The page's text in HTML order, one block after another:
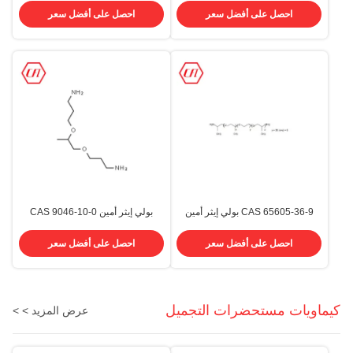
احصل على أفضل سعر
الكيميائي (CAS) 9046-10-0
احصل على أفضل سعر
CAS 65605-36-9 بولي إيثر أمين
احصل على أفضل سعر
بولي إيثر أمين CAS 9046-10-0
CFL1000
احصل على أفضل سعر
كيماويات مستحضرات التجميل عرض المزيد > >